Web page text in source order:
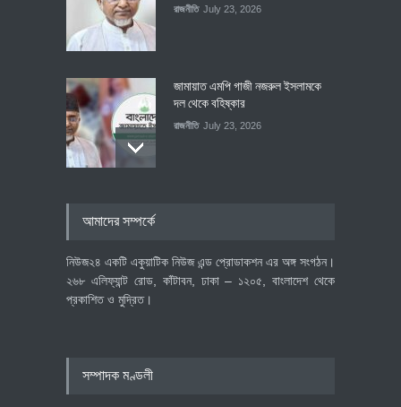
রাজনীতি July 23, 2026
জামায়াত এমপি গাজী নজরুল ইসলামকে
দল থেকে বহিষ্কার
রাজনীতি July 23, 2026
আমাদের সম্পর্কে
নিউজ২৪ একটি একুয়াটিক নিউজ এন্ড প্রোডাকশন এর অঙ্গ সংগঠন।
২৬৮ এলিফ্যান্ট রোড, কাঁটাবন, ঢাকা – ১২০৫, বাংলাদেশ থেকে
প্রকাশিত ও মুদ্রিত।
সম্পাদক মণ্ডলী